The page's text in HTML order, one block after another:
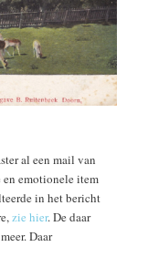
al een mail van
en emotionele item
in het bericht
zie hier. De daar
Daar